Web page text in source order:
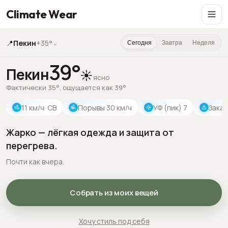
Climate Wear
📍Пекин+35° ⌄ Сегодня Завтра Неделя
Пекин39°☀️ясно
Фактически 35°, ощущается как 39°
11 км/ч· СВ Порывы 30 км/ч УФ (пик) 7 Закат
Жарко — лёгкая одежда и защита от
перегрева.
Почти как вчера.
Собрать из моих вещей
Хочу стиль под себя